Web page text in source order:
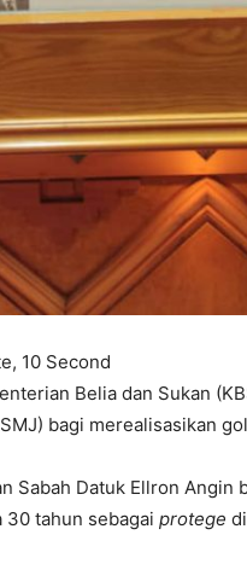
10 Second
Belia dan Sukan
bagi merealisasikan
Sabah Datuk Ellron Angin
30 tahun sebagai protege